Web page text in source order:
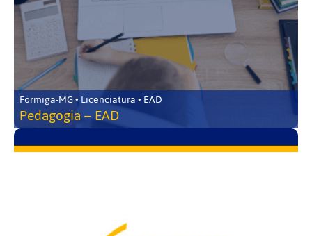
Formiga-MG • Licenciatura • EAD
Pedagogia – EAD